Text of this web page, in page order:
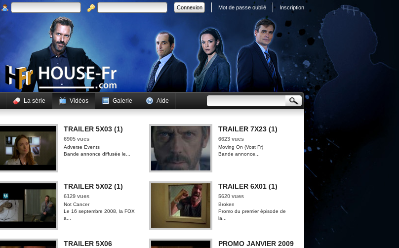
Inscription
Mot de passe oublié
La série Vidéos Galerie Aide
TRAILER 5X03 (1)
6905 vues
Adverse Events
Bande annonce diffusée le...
TRAILER 7X23 (1)
6623 vues
Moving On (Vost Fr)
Bande annonce...
TRAILER 5X02 (1)
6129 vues
Not Cancer
Le 16 septembre 2008, la FOX
a...
TRAILER 6X01 (1)
5620 vues
Broken
Promo du premier épisode de
la...
TRAILER 5X06
PROMO JANVIER 2009